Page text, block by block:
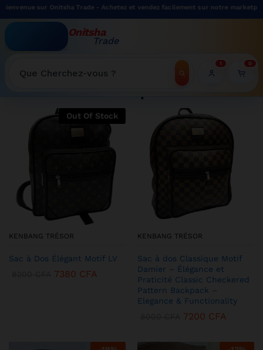
Onitsha Trade - Achetez et vendez facilement sur notre marketplace.
Onitsha
Trade
Recherche
1 0
WELCOME TO ONITSHATRADE ONLINE SHOP
Out Of Stock
KENBANG TRÉSOR
Sac à Dos Élégant Motif LV
7380 CFA
KENBANG TRÉSOR
Sac à dos Classique Motif
Damier – Élégance et
Praticité Classic Checkered
Pattern Backpack –
Elegance & Functionality
7200 CFA